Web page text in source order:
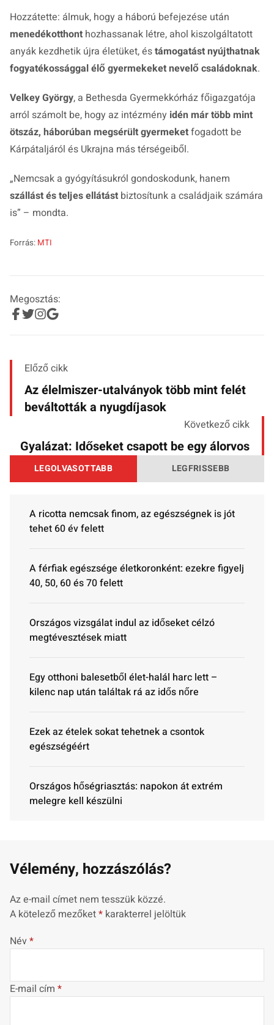
Hozzátette: álmuk, hogy a háború befejezése után
menedékotthont hozhassanak létre, ahol kiszolgáltatott
anyák kezdhetik újra életüket, éstámogatást nyújthatnak
fogyatékossággal élő gyermekeket nevelő családoknak.
Velkey György, a Bethesda Gyermekkórház főigazgatója
arról számolt be, hogy az intézmény idén már több mint
ötszáz, háborúban megsérült gyermeketfogadott be
Kárpátaljáról és Ukrajna más térségeiből.
„Nemcsak a gyógyításukról gondoskodunk, hanem
szállást és teljes ellátást biztosítunk a családjaik számára
is” – mondta.
Forrás: MTI
Megosztás:
Előző cikk
Az élelmiszer-utalványok több mint felét
beváltották a nyugdíjasok
Következő cikk
Gyalázat: Időseket csapott be egy álorvos
LEGOLVASOTTABB LEGFRISSEBB
A ricotta nemcsak finom, az egészségnek is jót
tehet 60 év felett
A férfiak egészsége életkoronként: ezekre figyelj
40, 50, 60 és 70 felett
Országos vizsgálat indul az időseket célzó
megtévesztések miatt
Egy otthoni balesetből élet-halál harc lett –
kilenc nap után találtak rá az idős nőre
Ezek az ételek sokat tehetnek a csontok
egészségéért
Országos hőségriasztás: napokon át extrém
melegre kell készülni
Vélemény, hozzászólás?
Az e-mail címet nem tesszük közzé.
A kötelező mezőket* karakterrel jelöltük
Név*
E-mail cím *